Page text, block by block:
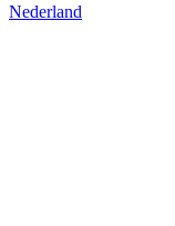
Nederland